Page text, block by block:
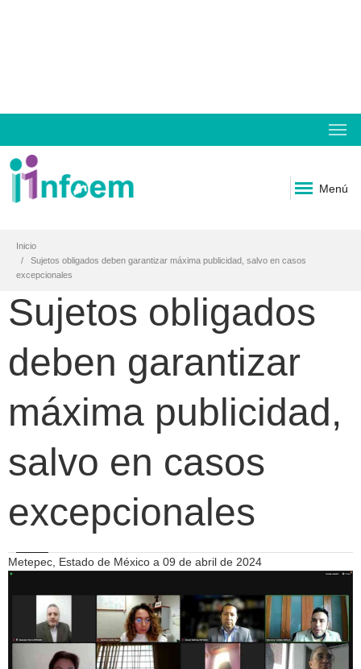
Menú
Inicio
Sujetos obligados deben garantizar máxima publicidad, salvo en casos
excepcionales
Sujetos obligados
deben garantizar
máxima publicidad,
salvo en casos
excepcionales
Metepec, Estado de México a 09 de abril de 2024